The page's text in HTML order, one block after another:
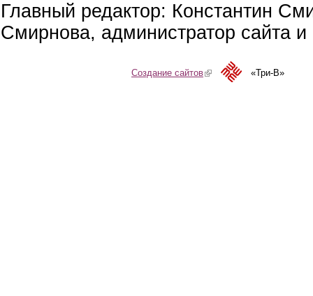
Главный редактор: Константин
Смирнова, администратор сайта
Создание сайтов(link is external)«Три-В»